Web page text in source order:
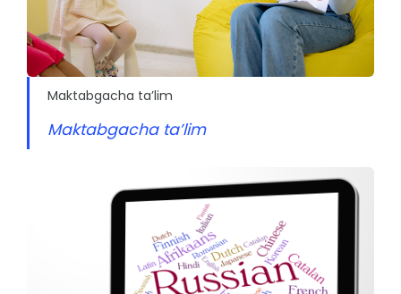
Maktabgacha ta’lim
Maktabgacha ta’lim